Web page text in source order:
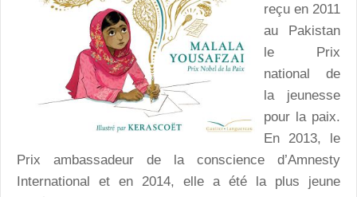
reçu en 2011
au Pakistan
le Prix
national de
la jeunesse
pour la paix.
En 2013, le
Prix ambassadeur de la conscience d’Amnesty
International et en 2014, elle a été la plus jeune